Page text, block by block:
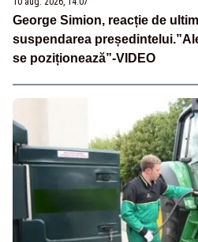
George Simion, reacție de
suspendarea
se poziționează”-VIDEO